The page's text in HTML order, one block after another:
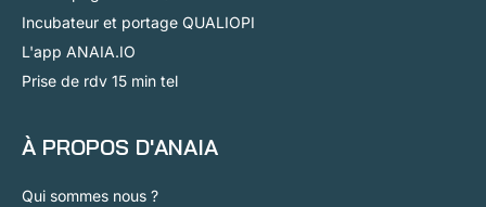
Incubateur et portage QUALIOPI
L'app ANAIA.IO
Prise de rdv 15 min tel
À PROPOS D'ANAIA
Qui sommes nous ?